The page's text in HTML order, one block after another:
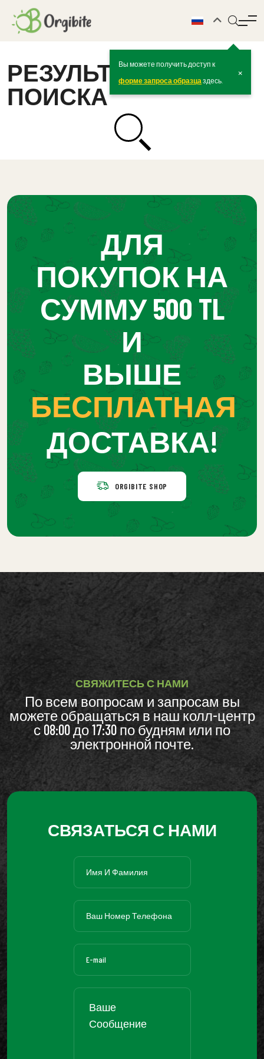
Вы можете получить доступ к
форме запроса образца здесь.
×
РЕЗУЛЬТАТЫ
ПОИСКА
ДЛЯ
ПОКУПОК НА
СУММУ 500 TL
И
ВЫШЕ
БЕСПЛАТНАЯ
ДОСТАВКА!
ORGIBITE SHOP
СВЯЖИТЕСЬ С НАМИ
По всем вопросам и запросам вы
можете обращаться в наш колл-центр
с 08:00 до 17:30 по будням или по
электронной почте.
СВЯЗАТЬСЯ С НАМИ